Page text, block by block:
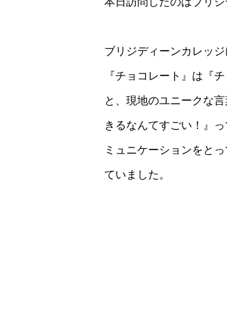
ブリジディーンカレッ
『チョコレート』は『
と、現地のユニークな
きるなんてすごい！』
ミュニケーションをと
ていました。